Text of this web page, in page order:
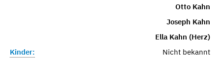
Otto Kahn
Joseph Kahn
Ella Kahn (Herz)
Kinder:
Nicht bekannt